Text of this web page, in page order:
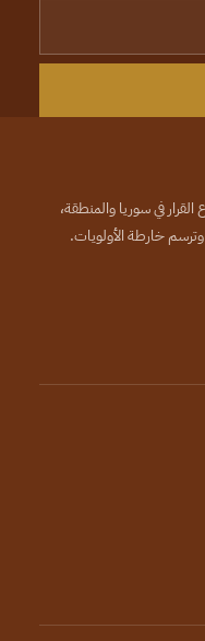
في سوريا والمنطقة،
وترسم خارطة الأولويات.